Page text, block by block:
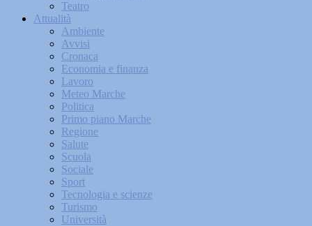
Teatro
Attualità
Ambiente
Avvisi
Cronaca
Economia e finanza
Lavoro
Meteo Marche
Politica
Primo piano Marche
Regione
Salute
Scuola
Sociale
Sport
Tecnologia e scienze
Turismo
Università